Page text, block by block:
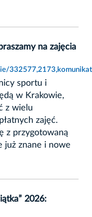
na zajęcia
sportu i
w Krakowie,
z wielu
zajęć.
z przygotowaną
już znane i nowe
2026: